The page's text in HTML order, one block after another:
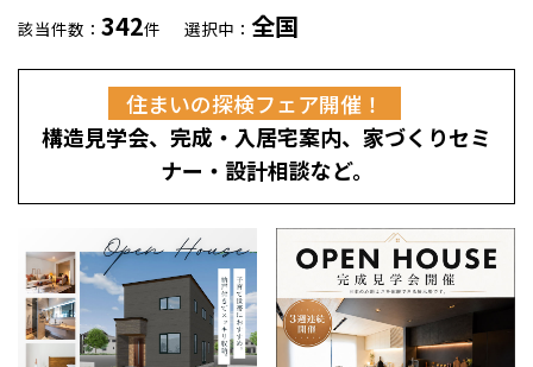
高耐久住宅
高断熱・高気密の家
エネルギー自給自足
感謝訪問・長期保証
直営工事
檜と日本人
1000年を超えて生きる檜
知られざる檜の効果・作用
理想の木材「檜」
グレートステージ
平屋の家
外観・インテリア集
リフォーム トップ
選ばれる理由
リフォームの流れ
賃貸併用住宅のメリット
安心のサポートシステム
分譲住宅・土地
分譲マンション
該当件数： 342件 選択中： 全国
住まいの探検フェア開催！
構造見学会、完成・入居宅案内、家づくりセミ
ナー・設計相談など。